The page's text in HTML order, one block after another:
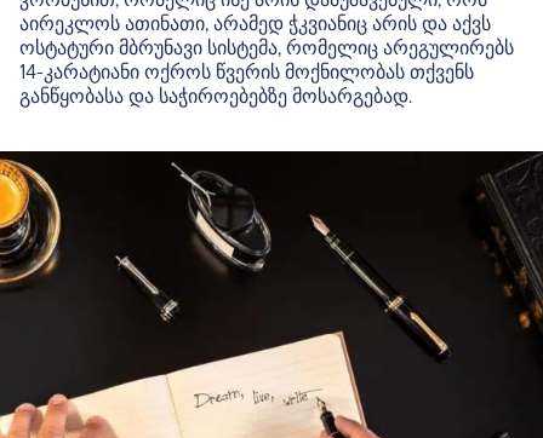
აირეკლოს ათინათი, არამედ ჭკვიანიც არის და აქვს
ოსტატური მბრუნავი სისტემა, რომელიც არეგულირებს
14-კარატიანი ოქროს წვერის მოქნილობას თქვენს
განწყობასა და საჭიროებებზე მოსარგებად.